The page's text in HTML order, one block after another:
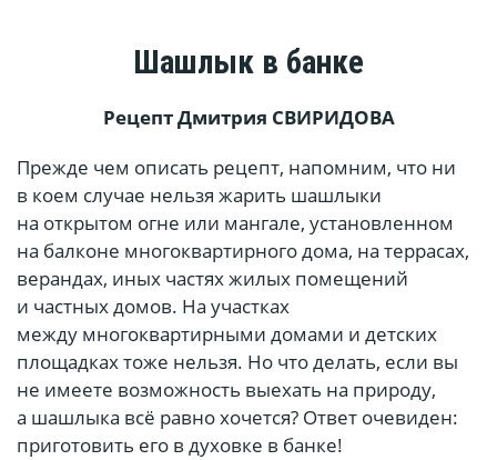
Шашлык в банке
Рецепт Дмитрия СВИРИДОВА
Прежде чем описать рецепт, напомним, что ни
в коем случае нельзя жарить шашлыки
на открытом огне или мангале, установленном
на балконе многоквартирного дома, на террасах,
верандах, иных частях жилых помещений
и частных домов. На участках
между многоквартирными домами и детских
площадках тоже нельзя. Но что делать, если вы
не имеете возможность выехать на природу,
а шашлыка всё равно хочется? Ответ очевиден:
приготовить его в духовке в банке!